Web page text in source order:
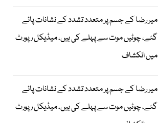
میر رضا کے جسم پر متعدد تشدد کے نشانات پائے
گئے، چوٹیں موت سے پہلے کی ہیں، میڈیکل رپورٹ
میں انکشاف
میر رضا کے جسم پر متعدد تشدد کے نشانات پائے
گئے، چوٹیں موت سے پہلے کی ہیں، میڈیکل رپورٹ